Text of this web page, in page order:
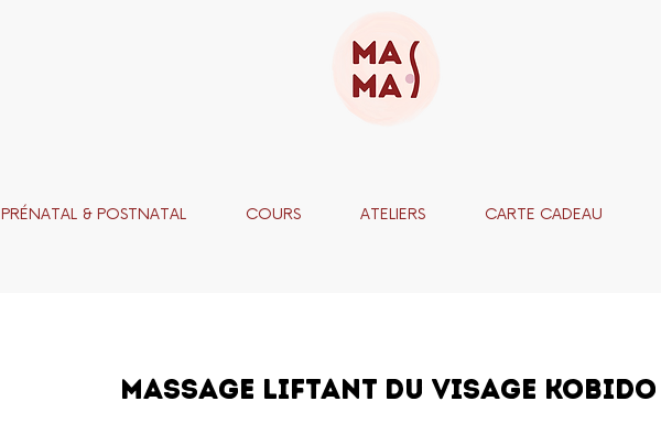
PRÉNATAL & POSTNATAL COURS ATELIERS CARTE CADEAU
Massage liftant du visage Kobido